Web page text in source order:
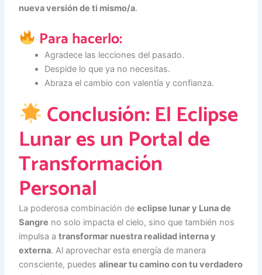
nueva versión de ti mismo/a.
Para hacerlo:
Agradece las lecciones del pasado.
Despide lo que ya no necesitas.
Abraza el cambio con valentía y confianza.
Conclusión: El Eclipse
Lunar es un Portal de
Transformación
Personal
La poderosa combinación deeclipse lunar y Luna de
Sangre no solo impacta el cielo, sino que también nos
impulsa atransformar nuestra realidad interna y
externa. Al aprovechar esta energía de manera
consciente, puedesalinear tu camino con tu verdadero